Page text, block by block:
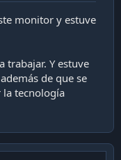
monitor y estuve
trabajar. Y estuve
de que se
tecnología